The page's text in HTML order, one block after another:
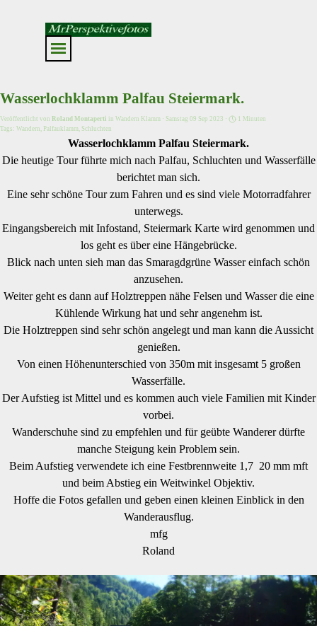
Menü überspringen
Wasserlochklamm Palfau Steiermark.
Veröffentlicht von Roland Montaperti in Wandern Klamm · Samstag 09 Sep 2023 ·
1 Minuten
Tags: Wandern, Palfauklamm, Schluchten
Wasserlochklamm Palfau Steiermark.
Die heutige Tour führte mich nach Palfau, Schluchten und Wasserfälle
berichtet man sich.
Eine sehr schöne Tour zum Fahren und es sind viele Motorradfahrer
unterwegs.
Eingangsbereich mit Infostand, Steiermark Karte wird genommen und
los geht es über eine Hängebrücke.
Blick nach unten sieh man das Smaragdgrüne Wasser einfach schön
anzusehen.
Weiter geht es dann auf Holztreppen nähe Felsen und Wasser die eine
Kühlende Wirkung hat und sehr angenehm ist.
Die Holztreppen sind sehr schön angelegt und man kann die Aussicht
genießen.
Von einen Höhenunterschied von 350m mit insgesamt 5 großen
Wasserfälle.
Der Aufstieg ist Mittel und es kommen auch viele Familien mit Kinder
vorbei.
Wanderschuhe sind zu empfehlen und für geübte Wanderer dürfte
manche Steigung kein Problem sein.
Beim Aufstieg verwendete ich eine Festbrennweite 1,7 20 mm mft
und beim Abstieg ein Weitwinkel Objektiv.
Hoffe die Fotos gefallen und geben einen kleinen Einblick in den
Wanderausflug.
mfg
Roland